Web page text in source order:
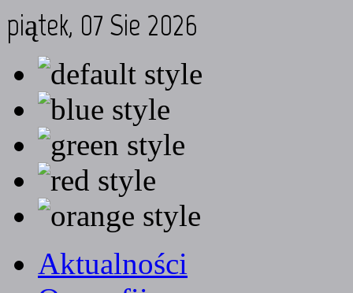
piątek, 07 Sie 2026
Aktualności